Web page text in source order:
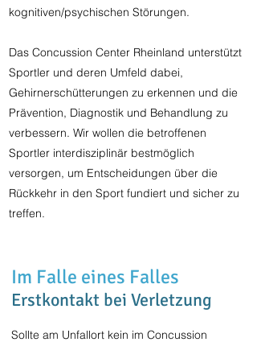
kognitiven/psychischen Störungen.
Das Concussion Center Rheinland unterstützt
Sportler und deren Umfeld dabei,
Gehirnerschütterungen zu erkennen und die
Prävention, Diagnostik und Behandlung zu
verbessern. Wir wollen die betroffenen
Sportler interdisziplinär bestmöglich
versorgen, um Entscheidungen über die
Rückkehr in den Sport fundiert und sicher zu
treffen.
Im Falle eines Falles
Erstkontakt bei Verletzung
Sollte am Unfallort kein im Concussion